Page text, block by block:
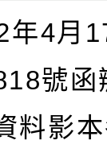
年4月
號函
料影